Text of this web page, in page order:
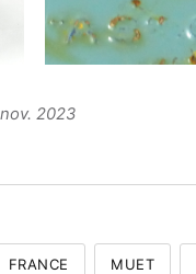
2023
FRANCE MUET